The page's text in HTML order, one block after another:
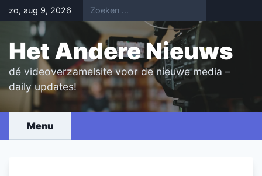
Skip
to
content
zo, aug 9, 2026
Het Andere Nieuws
dé videoverzamelsite voor de nieuwe media –
daily updates!
Menu